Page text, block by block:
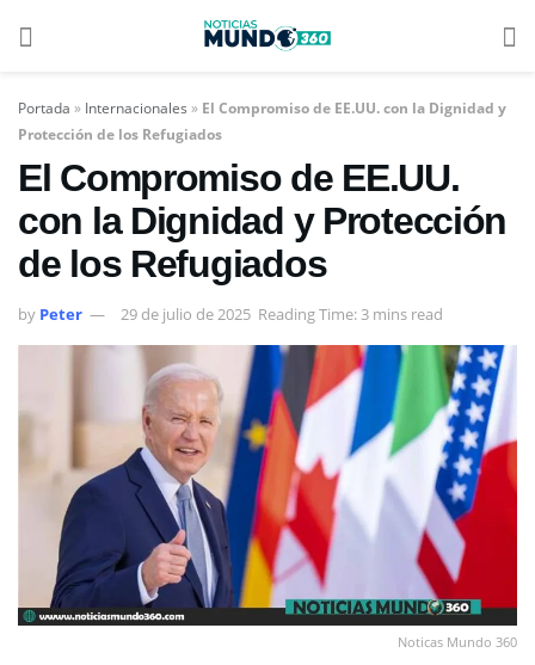
Portada » Internacionales » El Compromiso de EE.UU. con la Dignidad y
Protección de los Refugiados
El Compromiso de EE.UU.
con la Dignidad y Protección
de los Refugiados
by Peter 29 de julio de 2025 Reading Time: 3 mins read
Noticas Mundo 360